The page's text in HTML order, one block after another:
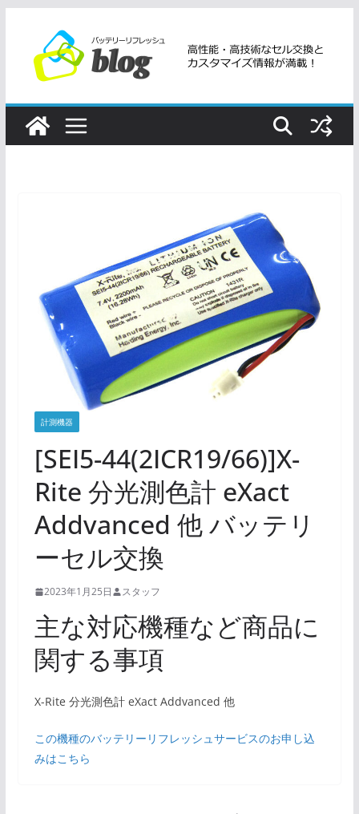
ツ
計測機器
[SEI5-44(2ICR19/66)]X-
Rite 分光測色計 eXact
Addvanced 他 バッテリ
ーセル交換
2023年1月25日 スタッフ
主な対応機種など商品に
関する事項
X-Rite 分光測色計 eXact Addvanced 他
この機種のバッテリーリフレッシュサービスのお申し込
みはこちら